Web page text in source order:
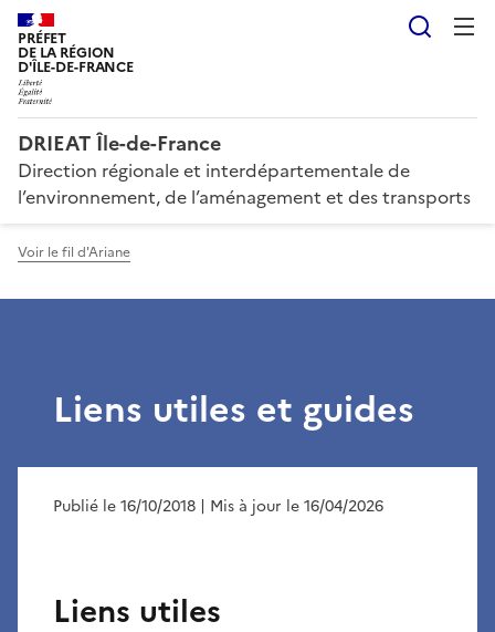
PRÉFET
DE LA RÉGION
D'ÎLE-DE-FRANCE
DRIEAT Île-de-France
Direction régionale et interdépartementale de
l’environnement, de l’aménagement et des transports
Voir le fil d'Ariane
Liens utiles et guides
Publié le 16/10/2018 | Mis à jour le 16/04/2026
Liens utiles